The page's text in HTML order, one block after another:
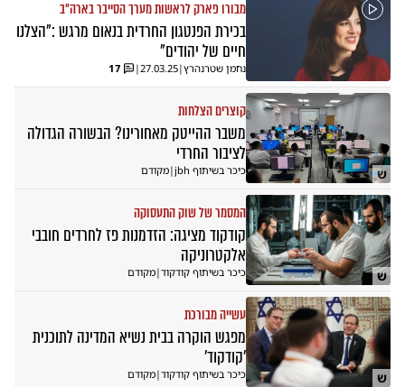
מבורו פארק לראשות מערך הסייבר בארה"ב
בכירת הפנטגון החרדית בנאום מרגש :"הצלנו
חיים של יהודים"
נחמן שטרנהרץ|
27.03.25
|
17
ש
קוצרים הצלחות
משבר ההייטק מאחורינו? הבשורה הגדולה
לציבור החרדי
כיכר בשיתוף jbh |מקודם
ש
המסמר של שוק התעסוקה
קודקוד מציגה: הזדמנות פז לחרדים חובבי
אלקטרוניקה
כיכר בשיתוף קודקוד|מקודם
ש
עשייה מבורכת
מפגש הוקרה בבית נשיא המדינה לתוכנית
'קודקוד'
כיכר בשיתוף קודקוד|מקודם